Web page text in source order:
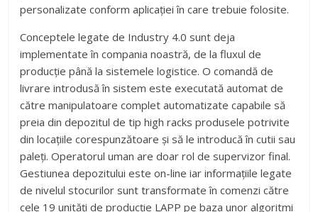
personalizate conform aplicației în care trebuie folosite.
Conceptele legate de Industry 4.0 sunt deja
implementate în compania noastră, de la fluxul de
producţie până la sistemele logistice. O comandă de
livrare introdusă în sistem este executată automat de
către manipulatoare complet automatizate capabile să
preia din depozitul de tip high racks produsele potrivite
din locaţiile corespunzătoare şi să le introducă în cutii sau
paleţi. Operatorul uman are doar rol de supervizor final.
Gestiunea depozitului este on-line iar informaţiile legate
de nivelul stocurilor sunt transformate în comenzi către
cele 19 unităţi de producţie LAPP pe baza unor algoritmi